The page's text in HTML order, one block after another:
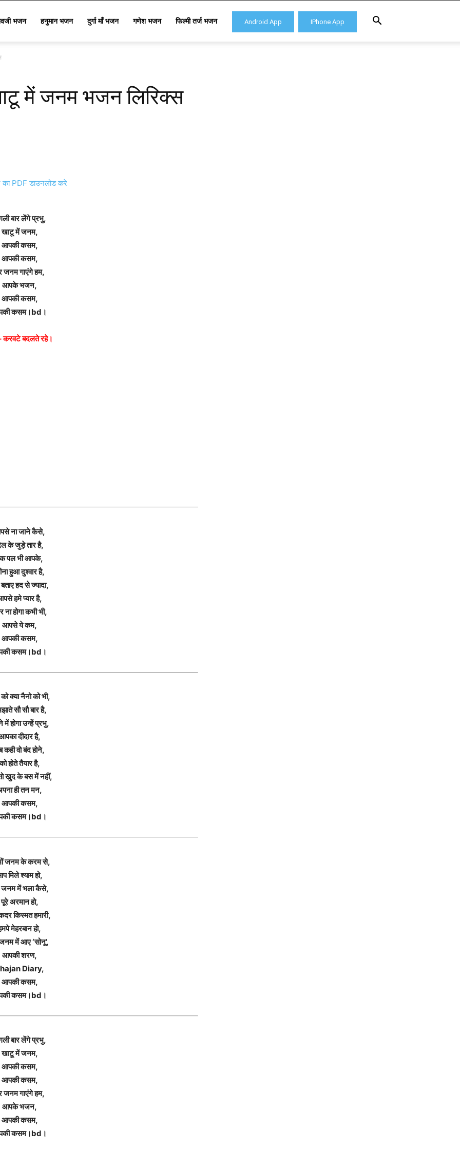
Android App IPhone App
भजन हनुमान भजन दुर्गा माँ भजन गणेश भजन फिल्मी तर्ज भजन
में जनम भजन लिरिक्स
PDF डाउनलोड करे
बार लेंगे प्रभु,
खाटू में जनम,
आपकी कसम,
आपकी कसम,
जनम गाएंगे हम,
आपके भजन,
आपकी कसम,
कसम।bd।
करवटे बदलते रहे।
ना जाने कैसे,
के जुड़े तार है,
पल भी आपके,
हुआ दुश्वार है,
बताए हद से ज्यादा,
हमे प्यार है,
ना होगा कभी भी,
आपसे ये कम,
आपकी कसम,
कसम।bd।
क्या नैनो को भी,
सौ सौ बार है,
में होगा उन्हें प्रभु,
दीदार है,
कही वो बंद होने,
होते तैयार है,
खुद के बस में नहीं,
ही तन मन,
आपकी कसम,
कसम।bd।
जनम के करम से,
मिले श्याम हो,
में भला कैसे,
पूरे अरमान हो,
किस्मत हमारी,
मेहरबान हो,
में आए ‘सोनू’,
आपकी शरण,
Diary,
आपकी कसम,
कसम।bd।
बार लेंगे प्रभु,
खाटू में जनम,
आपकी कसम,
आपकी कसम,
जनम गाएंगे हम,
आपके भजन,
आपकी कसम,
कसम।bd।